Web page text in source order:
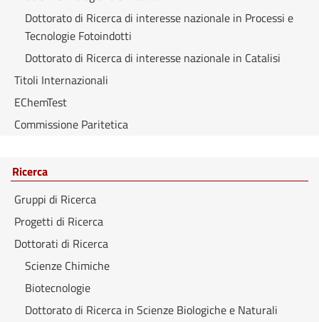
Dottorato di Ricerca di interesse nazionale in Processi e
Tecnologie Fotoindotti
Dottorato di Ricerca di interesse nazionale in Catalisi
Titoli Internazionali
EChemTest
Commissione Paritetica
Ricerca
Gruppi di Ricerca
Progetti di Ricerca
Dottorati di Ricerca
Scienze Chimiche
Biotecnologie
Dottorato di Ricerca in Scienze Biologiche e Naturali